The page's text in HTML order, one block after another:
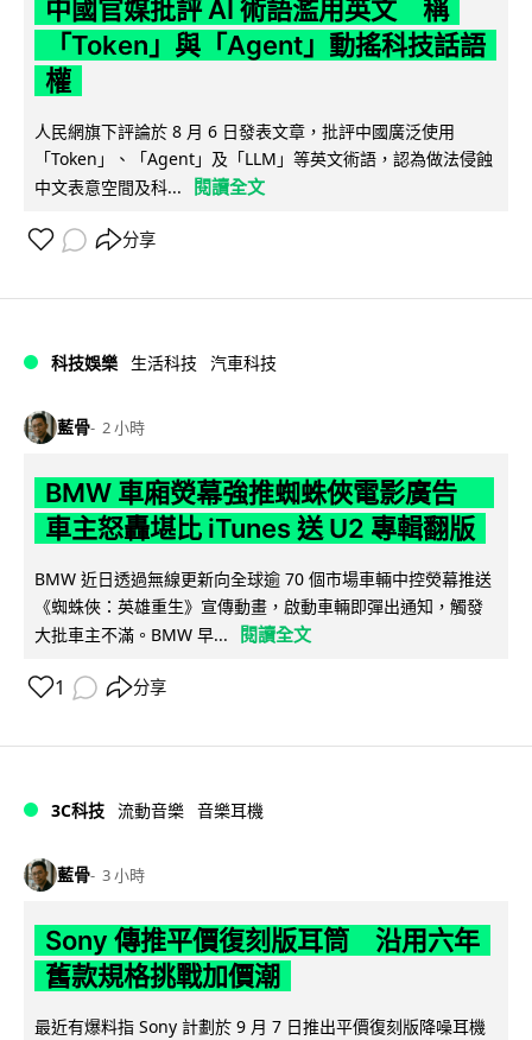
中國官媒批評 AI 術語濫用英文 稱
「Token」與「Agent」動搖科技話語
權
人民網旗下評論於 8 月 6 日發表文章，批評中國廣泛使用
「Token」、「Agent」及「LLM」等英文術語，認為做法侵蝕
中文表意空間及科...
閱讀全文
分享
科技娛樂 生活科技 汽車科技
藍骨 2 小時
BMW 車廂熒幕強推蜘蛛俠電影廣告
車主怒轟堪比 iTunes 送 U2 專輯翻版
BMW 近日透過無線更新向全球逾 70 個市場車輛中控熒幕推送
《蜘蛛俠：英雄重生》宣傳動畫，啟動車輛即彈出通知，觸發
大批車主不滿。BMW 早...
閱讀全文
1 分享
3C科技 流動音樂 音樂耳機
藍骨 3 小時
Sony 傳推平價復刻版耳筒 沿用六年
舊款規格挑戰加價潮
最近有爆料指 Sony 計劃於 9 月 7 日推出平價復刻版降噪耳機